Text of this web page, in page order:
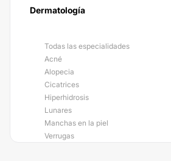
Dermatología
Todas las especialidades
Acné
Alopecia
Cicatrices
Hiperhidrosis
Lunares
Manchas en la piel
Verrugas